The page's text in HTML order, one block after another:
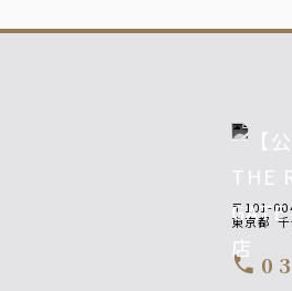
〒101-
東京都
call